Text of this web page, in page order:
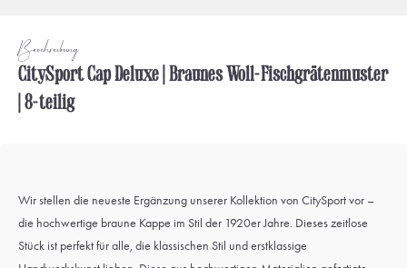
Beschreibung
CitySport Cap Deluxe | Braunes Woll-Fischgrätenmuster
| 8-teilig
Wir stellen die neueste Ergänzung unserer Kollektion von CitySport vor –
die hochwertige braune Kappe im Stil der 1920er Jahre. Dieses zeitlose
Stück ist perfekt für alle, die klassischen Stil und erstklassige